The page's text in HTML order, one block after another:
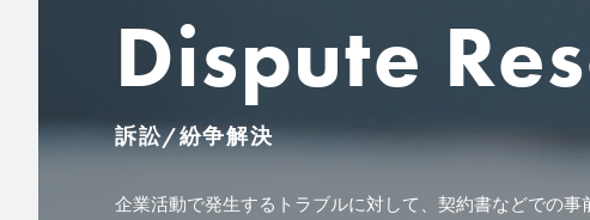
ZeLo Member’s Story
所属メンバーの想い
Dispute
訴訟/紛争解決
企業活動で発生するトラブルに対して、契約書などでの